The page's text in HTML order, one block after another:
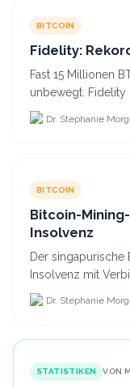
BITCOIN
Fidelity:
Fast 15 Millionen
unbewegt. Fidelity
BTC-Preis.
Dr. Stephanie
BITCOIN
Bitcoin-
Insolvenz
Der singapurische
Insolvenz mit
plant den Verkauf
Dr. Stephanie
STATISTIKEN VON